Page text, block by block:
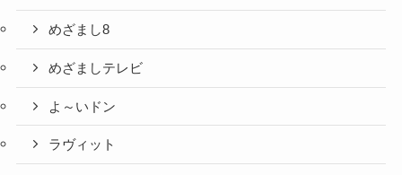
めざまし8
めざましテレビ
よ～いドン
ラヴィット